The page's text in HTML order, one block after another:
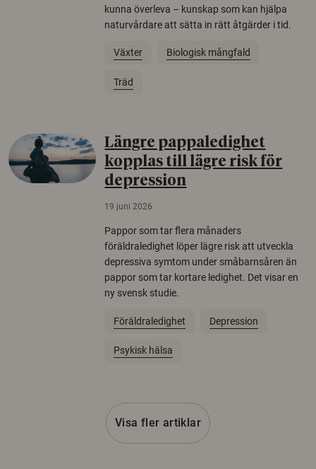
kunna överleva – kunskap som kan hjälpa
naturvårdare att sätta in rätt åtgärder i tid.
Växter Biologisk mångfald
Träd
Längre pappaledighet
kopplas till lägre risk för
depression
19 juni 2026
Pappor som tar flera månaders
föräldraledighet löper lägre risk att utveckla
depressiva symtom under småbarnsåren än
pappor som tar kortare ledighet. Det visar en
ny svensk studie.
Föräldraledighet Depression
Psykisk hälsa
Visa fler artiklar